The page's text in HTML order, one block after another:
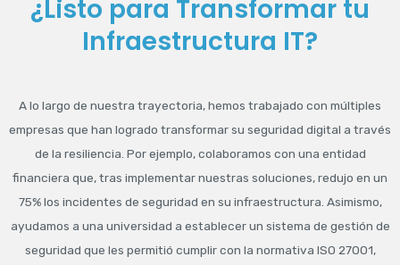
¿Listo para Transformar tu
Infraestructura IT?
A lo largo de nuestra trayectoria, hemos trabajado con múltiples
empresas que han logrado transformar su seguridad digital a través
de la resiliencia. Por ejemplo, colaboramos con una entidad
financiera que, tras implementar nuestras soluciones, redujo en un
75% los incidentes de seguridad en su infraestructura. Asimismo,
ayudamos a una universidad a establecer un sistema de gestión de
seguridad que les permitió cumplir con la normativa ISO 27001,